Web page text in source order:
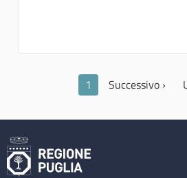
1 Successivo ›